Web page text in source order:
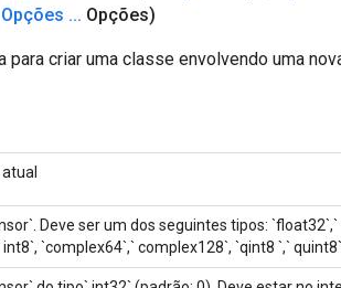
Opções ... Opções)
para criar uma classe envolvendo uma
Deve ser um dos seguintes tipos:
int8`, `complex64`,` complex128`, `qint8 `,`